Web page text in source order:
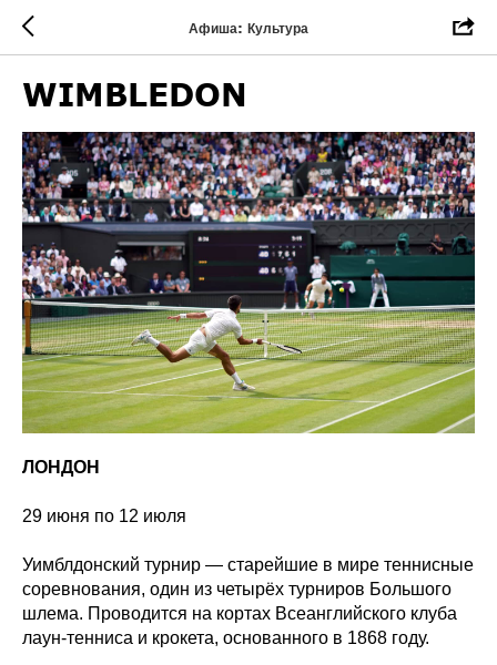
Афиша: Культура
WIMBLEDON
ЛОНДОН
29 июня по 12 июля
Уимблдонский турнир — старейшие в мире теннисные
соревнования, один из четырёх турниров Большого
шлема. Проводится на кортах Всеанглийского клуба
лаун-тенниса и крокета, основанного в 1868 году.